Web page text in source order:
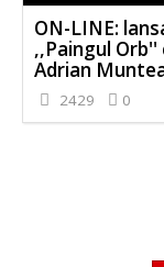
ON-LINE:
,,Paingul Orb''
Adrian
2429 0